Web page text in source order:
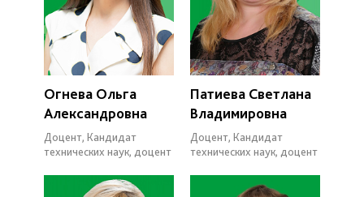
Огнева Ольга
Александровна
Доцент, Кандидат
технических наук, доцент
Патиева Светлана
Владимировна
Доцент, Кандидат
технических наук, доцент